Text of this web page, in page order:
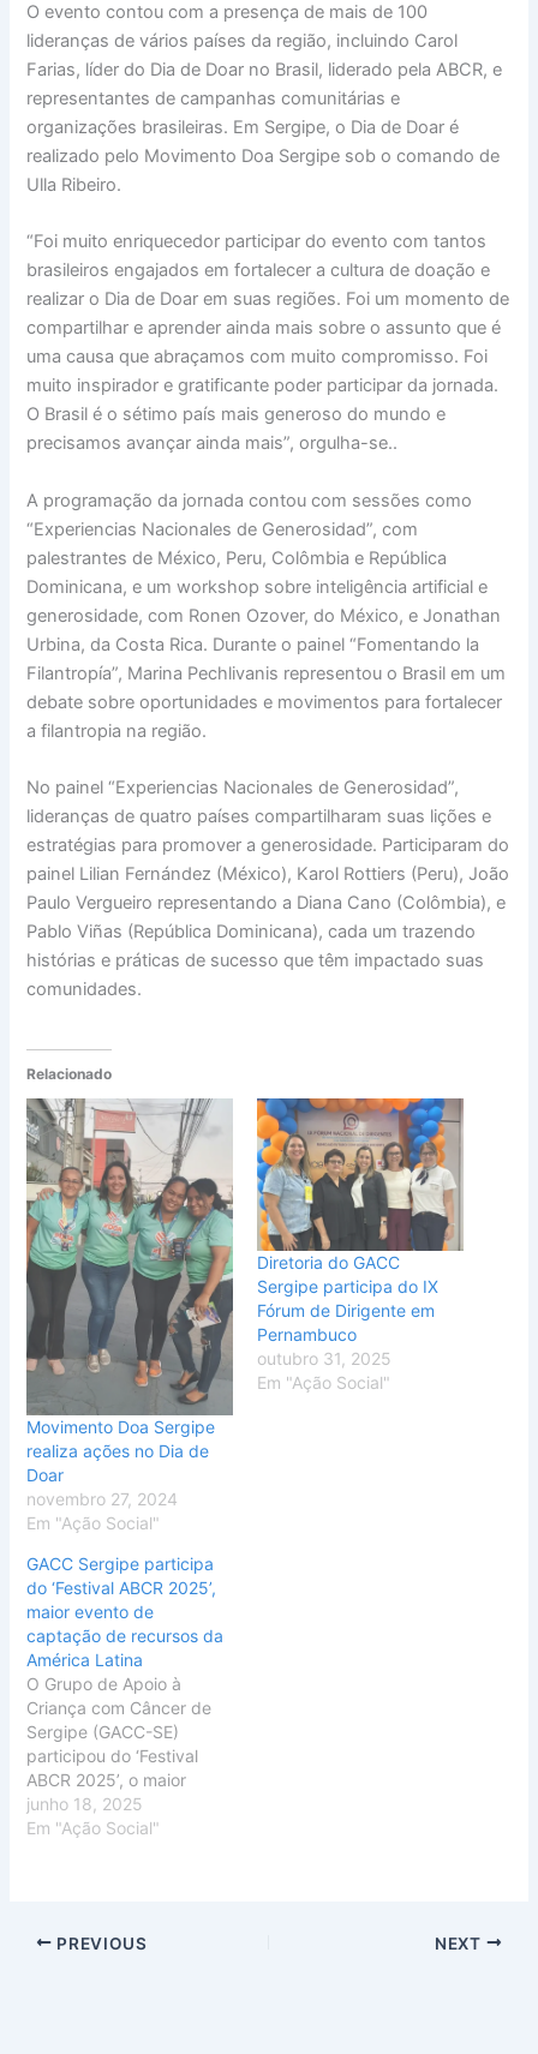
O evento contou com a presença de mais de 100
lideranças de vários países da região, incluindo Carol
Farias, líder do Dia de Doar no Brasil, liderado pela ABCR, e
representantes de campanhas comunitárias e
organizações brasileiras. Em Sergipe, o Dia de Doar é
realizado pelo Movimento Doa Sergipe sob o comando de
Ulla Ribeiro.
“Foi muito enriquecedor participar do evento com tantos
brasileiros engajados em fortalecer a cultura de doação e
realizar o Dia de Doar em suas regiões. Foi um momento de
compartilhar e aprender ainda mais sobre o assunto que é
uma causa que abraçamos com muito compromisso. Foi
muito inspirador e gratificante poder participar da jornada.
O Brasil é o sétimo país mais generoso do mundo e
precisamos avançar ainda mais”, orgulha-se..
A programação da jornada contou com sessões como
“Experiencias Nacionales de Generosidad”, com
palestrantes de México, Peru, Colômbia e República
Dominicana, e um workshop sobre inteligência artificial e
generosidade, com Ronen Ozover, do México, e Jonathan
Urbina, da Costa Rica. Durante o painel “Fomentando la
Filantropía”, Marina Pechlivanis representou o Brasil em um
debate sobre oportunidades e movimentos para fortalecer
a filantropia na região.
No painel “Experiencias Nacionales de Generosidad”,
lideranças de quatro países compartilharam suas lições e
estratégias para promover a generosidade. Participaram do
painel Lilian Fernández (México), Karol Rottiers (Peru), João
Paulo Vergueiro representando a Diana Cano (Colômbia), e
Pablo Viñas (República Dominicana), cada um trazendo
histórias e práticas de sucesso que têm impactado suas
comunidades.
Relacionado
Movimento Doa Sergipe
realiza ações no Dia de
Doar
novembro 27, 2024
Em "Ação Social"
Diretoria do GACC
Sergipe participa do IX
Fórum de Dirigente em
Pernambuco
outubro 31, 2025
Em "Ação Social"
GACC Sergipe participa
do ‘Festival ABCR 2025’,
maior evento de
captação de recursos da
América Latina
O Grupo de Apoio à
Criança com Câncer de
Sergipe (GACC-SE)
participou do ‘Festival
ABCR 2025’, o maior
evento de captação de
recursos da América
Recursos, Regimari Dias e
junho 18, 2025
Em "Ação Social"
PREVIOUS NEXT